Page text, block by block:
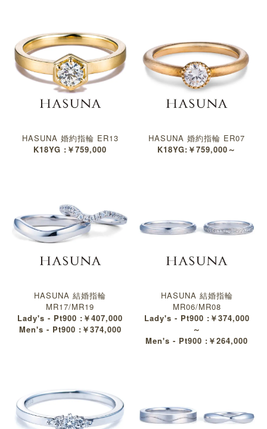
HASUNA 婚約指輪 ER13
K18YG :￥759,000
HASUNA 婚約指輪 ER07
K18YG:￥759,000～
HASUNA 結婚指輪
MR17/MR19
Lady's - Pt900 :￥407,000
Men's - Pt900 :￥374,000
HASUNA 結婚指輪
MR06/MR08
Lady's - Pt900 :￥374,000
～
Men's - Pt900 :￥264,000